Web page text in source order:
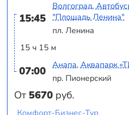
15:45
15 ч 15 м
07:00
От 5670 руб.
Волгоград,
"Площадь Ленина"
пл. Ленина
Анапа, Аквапарк
пр. Пионерский